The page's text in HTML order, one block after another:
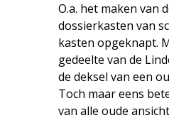
O.a. het maken van
dossierkasten van
kasten opgeknapt.
gedeelte van de
de deksel van een
Toch maar eens
van alle oude